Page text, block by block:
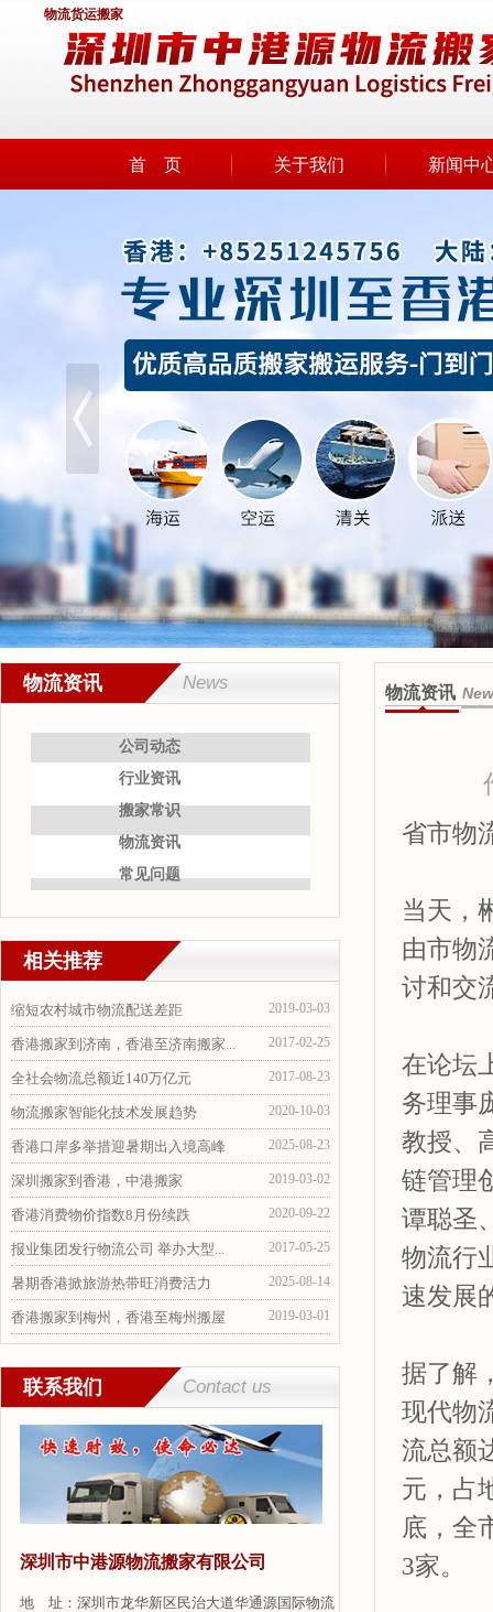
物流货运搬家
首 页 关于我们 新闻中
物流资讯 News
公司动态
行业资讯
搬家常识
物流资讯
常见问题
相关推荐
2019-03-03
缩短农村城市物流配送差距
2017-02-25
香港搬家到济南，香港至济南搬家...
2017-08-23
全社会物流总额近140万亿元
2020-10-03
物流搬家智能化技术发展趋势
2025-08-23
香港口岸多举措迎暑期出入境高峰
2019-03-02
深圳搬家到香港，中港搬家
2020-09-22
香港消费物价指数8月份续跌
2017-05-25
报业集团发行物流公司 举办大型...
2025-08-14
暑期香港掀旅游热带旺消费活力
2019-03-01
香港搬家到梅州，香港至梅州搬屋
联系我们 Contact us
深圳市中港源物流搬家有限公司
地 址：深圳市龙华新区民治大道华通源国际物流
物流资讯
省市物
当天，
由市物
讨和交
在论坛
务理事
教授、
链管理
谭聪圣
物流行
速发展
据了解
现代物
流总额
元，占
底，全
3家。